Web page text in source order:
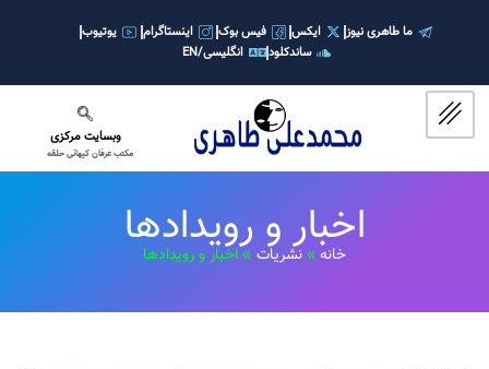
ما طاهری نیوز ایکس فیس بوک اینستاگرام
یوتیوب
ساندکلود
انگلیسی/EN
وبسایت مرکزی
مکتب عرفان کیهانی حلقه
اخبار و رویدادها
خانه نشریات اخبار و رویدادها